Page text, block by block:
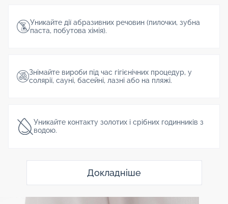
Уникайте дії абразивних речовин (пилочки, зубна
паста, побутова хімія).
Знімайте вироби під час гігієнічних процедур, у
солярії, сауні, басейні, лазні або на пляжі.
Уникайте контакту золотих і срібних годинників з
водою.
Докладніше